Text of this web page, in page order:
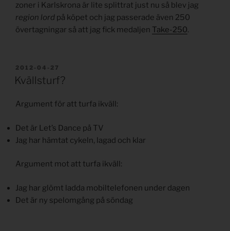
zoner i Karlskrona är lite splittrat just nu så blev jag
region lord på köpet och jag passerade även 250
övertagningar så att jag fick medaljen Take-250.
PUBLICERAT
2012-04-27
Kvällsturf?
Argument för att turfa ikväll:
Det är Let’s Dance på TV
Jag har hämtat cykeln, lagad och klar
Argument mot att turfa ikväll:
Jag har glömt ladda mobiltelefonen under dagen
Det är ny spelomgång på söndag